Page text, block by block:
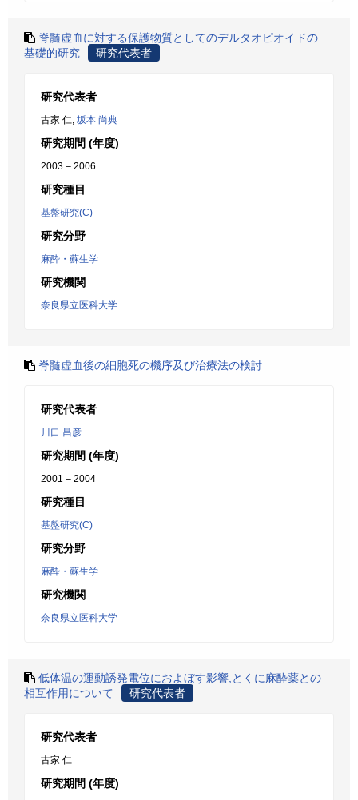
脊髄虚血に対する保護物質としてのデルタオピオイドの
基礎的研究
研究代表者
研究代表者
古家 仁, 坂本 尚典
研究期間 (年度)
2003 – 2006
研究種目
基盤研究(C)
研究分野
麻酔・蘇生学
研究機関
奈良県立医科大学
脊髄虚血後の細胞死の機序及び治療法の検討
研究代表者
川口 昌彦
研究期間 (年度)
2001 – 2004
研究種目
基盤研究(C)
研究分野
麻酔・蘇生学
研究機関
奈良県立医科大学
低体温の運動誘発電位におよぼす影響,とくに麻酔薬との
相互作用について
研究代表者
研究代表者
古家 仁
研究期間 (年度)